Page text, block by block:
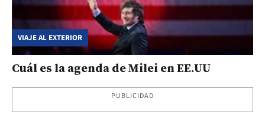
VIAJE AL EXTERIOR
Cuál es la agenda de Milei en EE.UU
PUBLICIDAD